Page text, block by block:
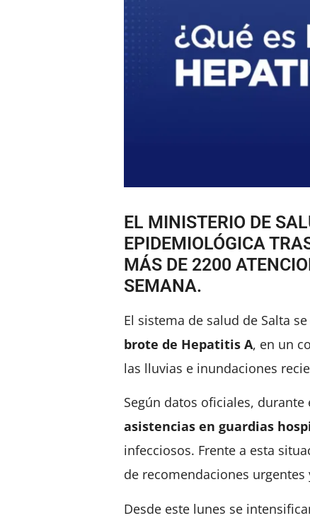
EL MINISTERIO DE
EPIDEMIOLÓGICA
MÁS DE 2200
SEMANA.
El sistema de salud de Salta
brote de Hepatitis A, en un
las lluvias e inundaciones
Según datos oficiales,
asistencias en guardias
infecciosos. Frente a esta
de recomendaciones
Desde este lunes se